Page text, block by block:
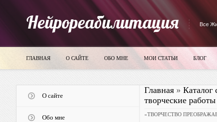
Нейрореабилитация Все
ГЛАВНАЯ О САЙТЕ ОБО МНЕ МОИ СТАТЬИ БЛОГ
О сайте
Обо мне
Главная» Каталог
творческие работы
«ТВОРЧЕСТВО